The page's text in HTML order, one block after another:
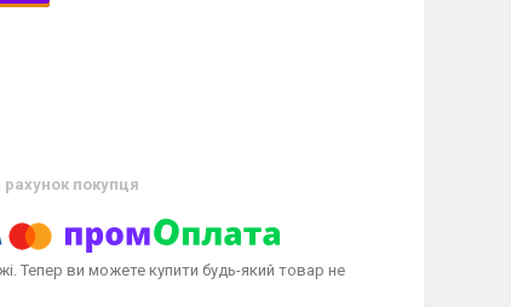
рахунок покупця
Тепер ви можете купити будь-який товар не